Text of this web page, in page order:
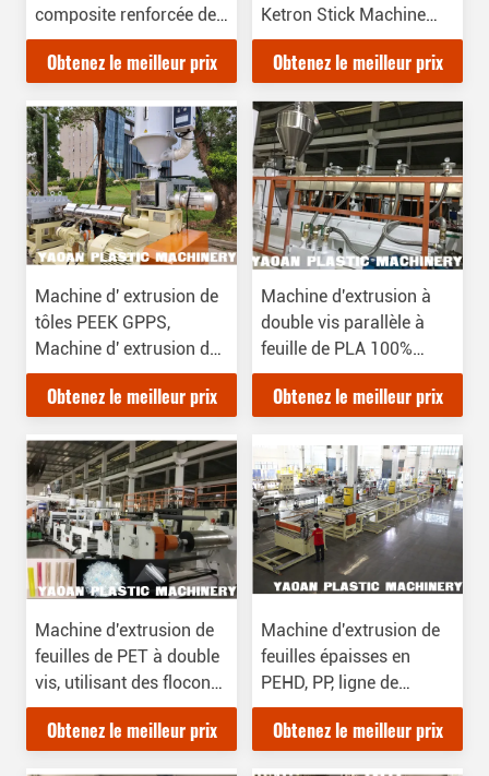
composite renforcée de
fibres de verre AF-
780mm
Obtenez le meilleur prix
Ketron Stick Machine
d'extrusion de tuyaux
avec une tige
Obtenez le meilleur prix
Machine d' extrusion de
tôles PEEK GPPS,
Machine d' extrusion de
tôles PEEK PEI PPSU
Obtenez le meilleur prix
Machine d'extrusion à
double vis parallèle à
feuille de PLA 100%
dégradable
Obtenez le meilleur prix
Machine d'extrusion de
feuilles de PET à double
vis, utilisant des flocons
de régrindre de bouteille
comme matière
Obtenez le meilleur prix
Machine d'extrusion de
feuilles épaisses en
PEHD, PP, ligne de
production de cartons
épais, plage d'épaisseur:
Obtenez le meilleur prix